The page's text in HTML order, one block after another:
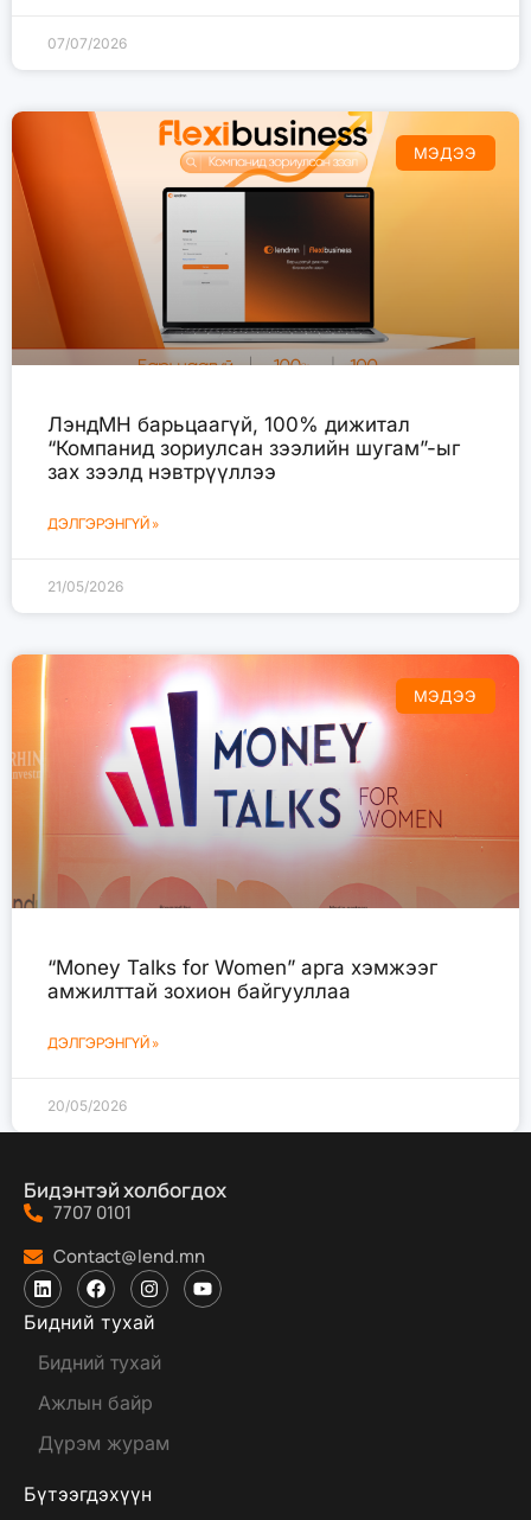
07/07/2026
МЭДЭЭ
ЛэндМН барьцаагүй, 100% дижитал
“Компанид зориулсан зээлийн шугам”-ыг
зах зээлд нэвтрүүллээ
ДЭЛГЭРЭНГҮЙ »
21/05/2026
МЭДЭЭ
“Money Talks for Women” арга хэмжээг
амжилттай зохион байгууллаа
ДЭЛГЭРЭНГҮЙ »
20/05/2026
Бидэнтэй холбогдох
7707 0101
Contact@lend.mn
Бидний тухай
Бүтээгдэхүүн
Бидний тухай
Ажлын байр
Дүрэм журам